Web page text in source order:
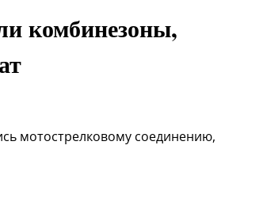
комбинезоны,
мотострелковому соединению,